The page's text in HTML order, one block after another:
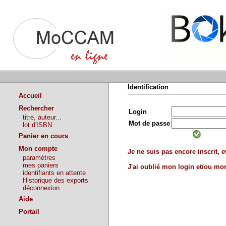
Accueil
Rechercher
titre, auteur...
lot d'ISBN
Panier en cours
Mon compte
paramètres
mes paniers
identifiants en attente
Historique des exports
déconnexion
Aide
Portail
Identification
Login
Mot de passe
Je ne suis pas encore inscrit,
J'ai oublié mon login et/ou